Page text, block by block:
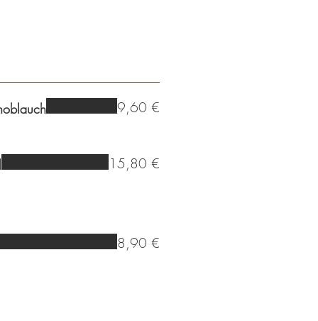
9,60 €
15,80 €
8,90 €